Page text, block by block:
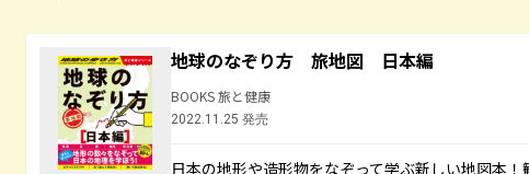
地球のなぞり方 旅地図 日本編
BOOKS 旅と健康
2022.11.25 発売
日本の地形や造形物をなぞって学ぶ新しい地図本